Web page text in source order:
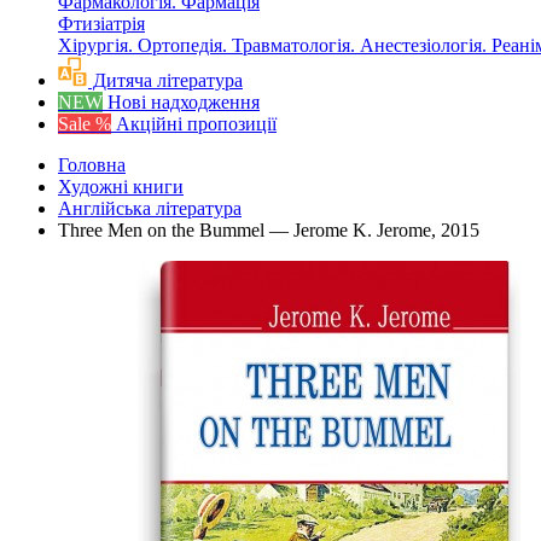
Фтизіатрія
Хірургія. Ортопедія. Травматологія. Анестезіологія.
Дитяча література
NEW Нові надходження
Sale % Акційні пропозиції
Головна
Художні книги
Англійська література
Three Men on the Bummel — Jerome K. Jerome, 2015